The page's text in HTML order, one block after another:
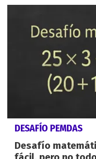
DESAFÍO PEMDAS
Desafío